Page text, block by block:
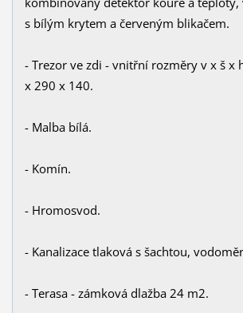
s bílým krytem a červeným blikačem.
- Trezor ve zdi - vnitřní rozměry v x š x
x 290 x 140.
- Malba bílá.
- Komín.
- Hromosvod.
- Kanalizace tlaková s šachtou,
- Terasa - zámková dlažba 24 m2.